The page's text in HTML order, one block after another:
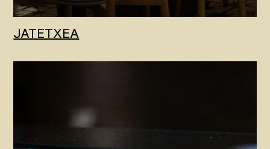
JATETXEA